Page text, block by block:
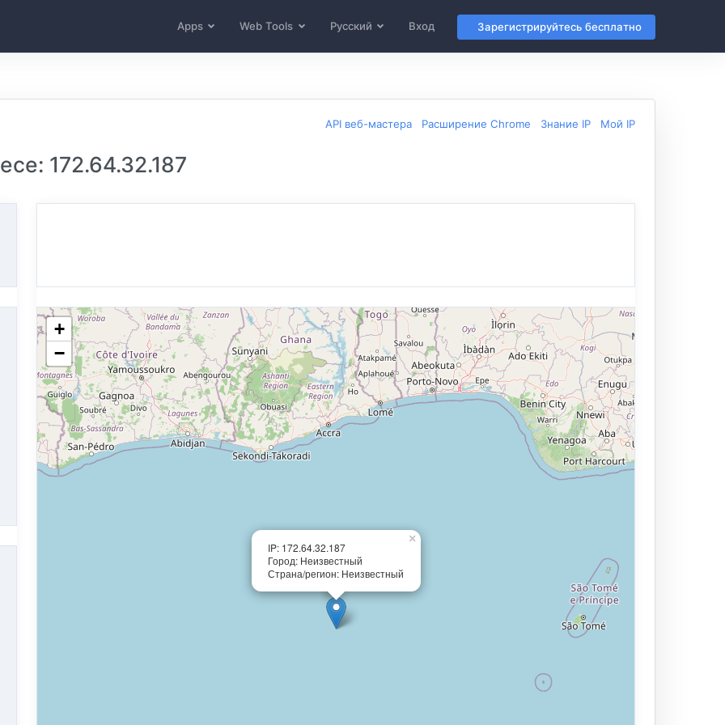
Apps Web Tools Русский Вход Зарегистрируйтесь бесплатно
API веб-мастера Расширение Chrome Знание IP Мой IP
172.64.32.187
IP: 172.64.32.187
Город: Неизвестный
Страна/регион: Неизвестный
×
+
−